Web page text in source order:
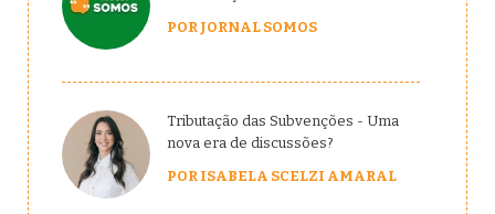
POR JORNAL SOMOS
Tributação das Subvenções - Uma
nova era de discussões?
POR ISABELA SCELZI AMARAL